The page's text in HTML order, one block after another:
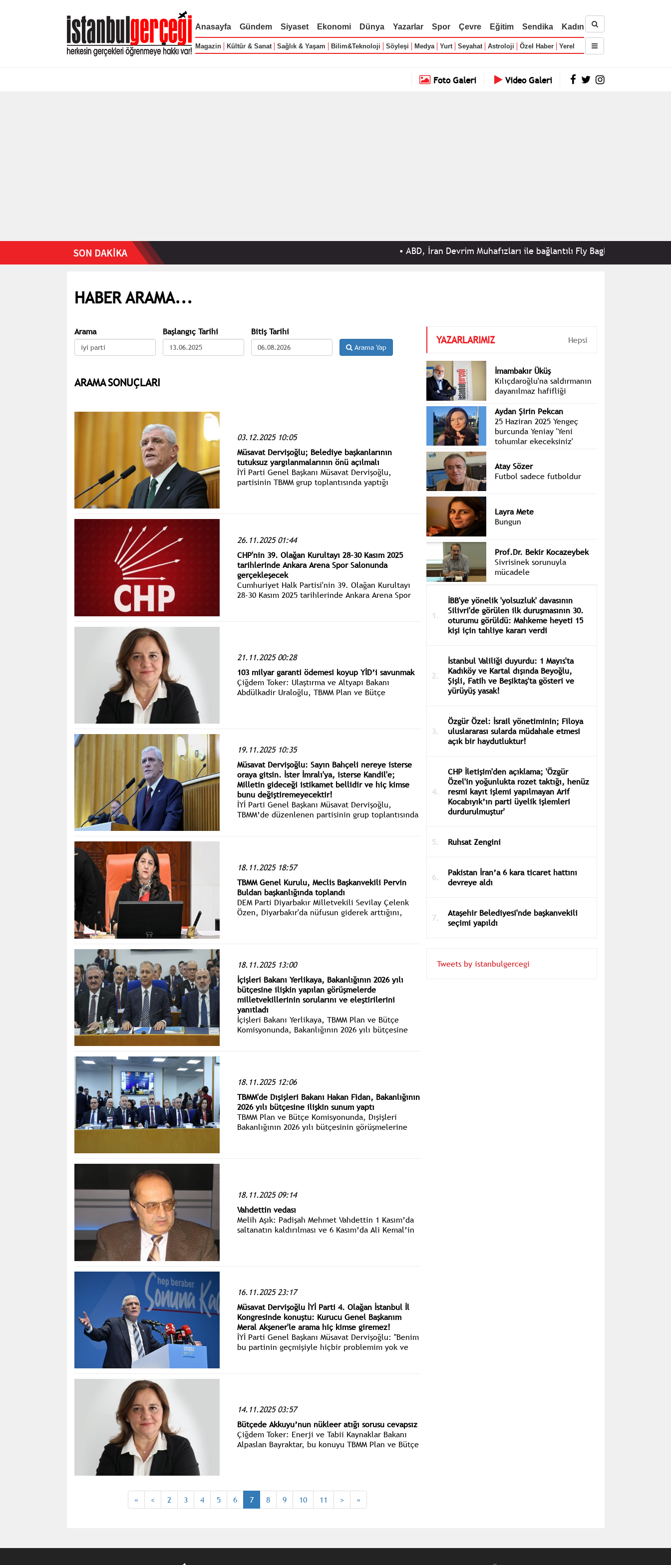
Anasayfa Gündem Siyaset Ekonomi Dünya Yazarlar Spor Çevre Eğitim Sendika Kadın
Magazin Kültür & Sanat Sağlık & Yaşam Bilim&Teknoloji Söyleşi Medya Yurt Seyahat Astroloji Özel Haber Yerel
Foto Galeri Video Galeri
ABD, İran Devrim Muhafızları ile bağlantılı Fly Baghdad ve iki uçağa yönelik
HABER ARAMA...
Arama Başlangıç Tarihi Bitiş Tarihi
Arama Yap
ARAMA SONUÇLARI
03.12.2025 10:05
Müsavat Dervişoğlu; Belediye başkanlarının
tutuksuz yargılanmalarının önü açılmalı
İYİ Parti Genel Başkanı Müsavat Dervişoğlu,
partisinin TBMM grup toplantısında yaptığı
26.11.2025 01:44
CHP'nin 39. Olağan Kurultayı 28-30 Kasım 2025
tarihlerinde Ankara Arena Spor Salonunda
gerçekleşecek
Cumhuriyet Halk Partisi'nin 39. Olağan Kurultayı
28-30 Kasım 2025 tarihlerinde Ankara Arena Spor
21.11.2025 00:28
103 milyar garanti ödemesi koyup YİD’i savunmak
Çiğdem Toker: Ulaştırma ve Altyapı Bakanı
Abdülkadir Uraloğlu, TBMM Plan ve Bütçe
19.11.2025 10:35
Müsavat Dervişoğlu: Sayın Bahçeli nereye isterse
oraya gitsin. İster İmralı'ya, isterse Kandil'e;
Milletin gideceği istikamet bellidir ve hiç kimse
bunu değiştiremeyecektir!
İYİ Parti Genel Başkanı Müsavat Dervişoğlu,
TBMM’de düzenlenen partisinin grup toplantısında
18.11.2025 18:57
TBMM Genel Kurulu, Meclis Başkanvekili Pervin
Buldan başkanlığında toplandı
DEM Parti Diyarbakır Milletvekili Sevilay Çelenk
Özen, Diyarbakır'da nüfusun giderek arttığını,
18.11.2025 13:00
İçişleri Bakanı Yerlikaya, Bakanlığının 2026 yılı
bütçesine ilişkin yapılan görüşmelerde
milletvekillerinin sorularını ve eleştirilerini
yanıtladı
İçişleri Bakanı Yerlikaya, TBMM Plan ve Bütçe
Komisyonunda, Bakanlığının 2026 yılı bütçesine
18.11.2025 12:06
TBMM'de Dışişleri Bakanı Hakan Fidan, Bakanlığının
2026 yılı bütçesine ilişkin sunum yaptı
TBMM Plan ve Bütçe Komisyonunda, Dışişleri
Bakanlığının 2026 yılı bütçesinin görüşmelerine
18.11.2025 09:14
Vahdettin vedası
Melih Aşık: Padişah Mehmet Vahdettin 1 Kasım’da
saltanatın kaldırılması ve 6 Kasım’da Ali Kemal’in
16.11.2025 23:17
Müsavat Dervişoğlu İYİ Parti 4. Olağan İstanbul İl
Kongresinde konuştu: Kurucu Genel Başkanım
Meral Akşener'le arama hiç kimse giremez!
İYİ Parti Genel Başkanı Müsavat Dervişoğlu: "Benim
bu partinin geçmişiyle hiçbir problemim yok ve
14.11.2025 03:57
Bütçede Akkuyu’nun nükleer atığı sorusu cevapsız
Çiğdem Toker: Enerji ve Tabii Kaynaklar Bakanı
Alpaslan Bayraktar, bu konuyu TBMM Plan ve Bütçe
« < 2 3 4 5 6 7 8 9 10 11 > »
YAZARLARIMIZ Hepsi
İmambakır Üküş
Kılıçdaroğlu'na saldırmanın
dayanılmaz hafifliği
Aydan Şirin Pekcan
25 Haziran 2025 Yengeç
burcunda Yeniay 'Yeni
tohumlar ekeceksiniz'
Atay Sözer
Futbol sadece futboldur
Layra Mete
Bungun
Prof.Dr. Bekir Kocazeybek
Sivrisinek sorunuyla
mücadele
İBB'ye yönelik 'yolsuzluk' davasının
Silivri'de görülen ilk duruşmasının 30.
oturumu görüldü: Mahkeme heyeti 15
kişi için tahliye kararı verdi
İstanbul Valiliği duyurdu: 1 Mayıs'ta
Kadıköy ve Kartal dışında Beyoğlu,
Şişli, Fatih ve Beşiktaş'ta gösteri ve
yürüyüş yasak!
Özgür Özel: İsrail yönetiminin; Filoya
uluslararası sularda müdahale etmesi
açık bir haydutluktur!
CHP İletişim'den açıklama; 'Özgür
Özel'in yoğunlukta rozet taktığı, henüz
resmi kayıt işlemi yapılmayan Arif
Kocabıyık’ın parti üyelik işlemleri
durdurulmuştur'
Ruhsat Zengini
Pakistan İran’a 6 kara ticaret hattını
devreye aldı
Ataşehir Belediyesi'nde başkanvekili
seçimi yapıldı
Tweets by istanbulgercegi